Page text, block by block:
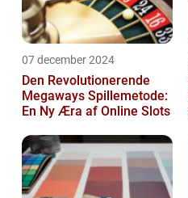
07 december 2024
Den Revolutionerende
Megaways Spillemetode:
En Ny Æra af Online Slots